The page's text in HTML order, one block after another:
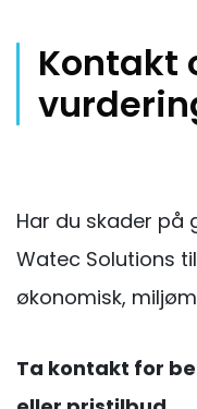
Kontakt
Har du skader på
Watec Solutions
økonomisk,
Ta kontakt for